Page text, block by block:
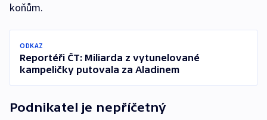
koňům.
ODKAZ
Reportéři ČT: Miliarda z vytunelované
kampeličky putovala za Aladinem
Podnikatel je nepříčetný